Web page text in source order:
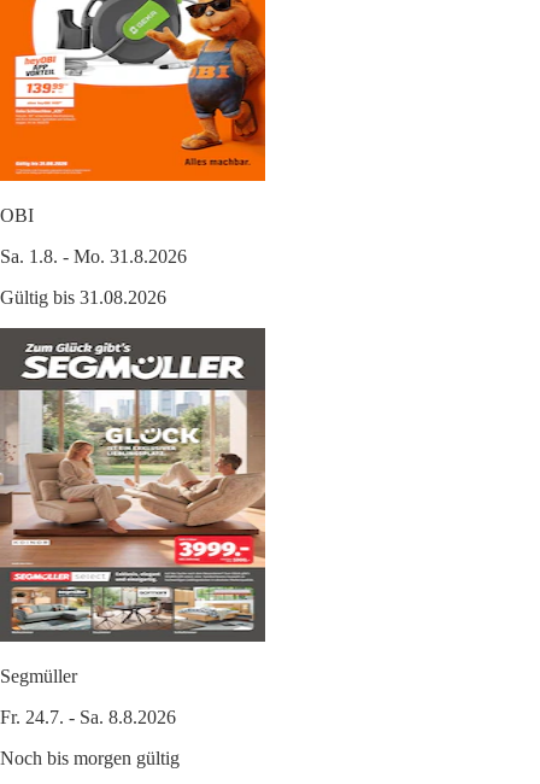
OBI
Sa. 1.8. - Mo. 31.8.2026
Gültig bis 31.08.2026
Segmüller
Fr. 24.7. - Sa. 8.8.2026
Noch bis morgen gültig